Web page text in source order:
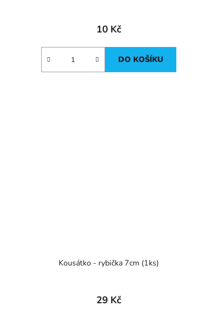
10 Kč
DO KOŠÍKU
Kousátko - rybička 7cm (1ks)
29 Kč